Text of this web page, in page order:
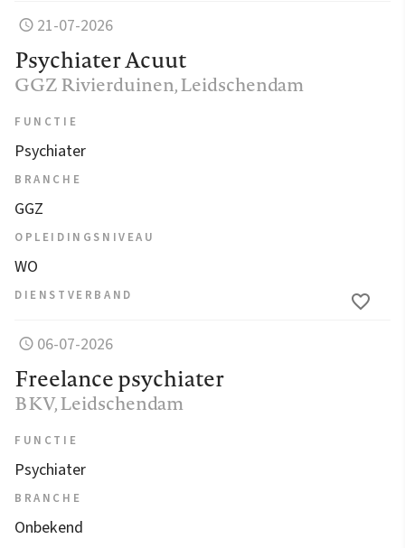
21-07-2026
Psychiater Acuut
GGZ Rivierduinen, Leidschendam
FUNCTIE
Psychiater
BRANCHE
GGZ
OPLEIDINGSNIVEAU
WO
DIENSTVERBAND
06-07-2026
Freelance psychiater
BKV, Leidschendam
FUNCTIE
Psychiater
BRANCHE
Onbekend